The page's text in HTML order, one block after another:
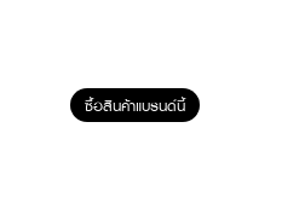
ซื้อสินค้าแบรนด์นี้